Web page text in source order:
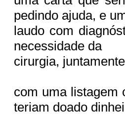
pedindo ajuda, e
laudo com
necessidade da
cirurgia, juntamente
com uma listagem
teriam doado